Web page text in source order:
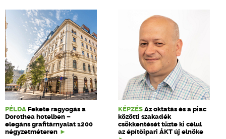
PÉLDA Fekete ragyogás a
Dorothea hotelben –
elegáns grafitárnyalat 1200
négyzetméteren
KÉPZÉS Az oktatás és a piac
közötti szakadék
csökkentését tűzte ki célul
az építőipari ÁKT új elnöke